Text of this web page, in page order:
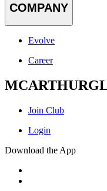
COMPANY
Evolve
Career
Join Club
Login
Download the App